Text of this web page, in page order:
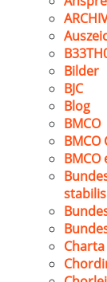
Bilder
BJC
Blog
BMCO
BMCO